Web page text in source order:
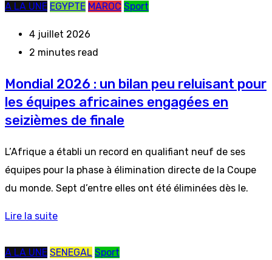
A LA UNE EGYPTE MAROC Sport
4 juillet 2026
2 minutes read
Mondial 2026 : un bilan peu reluisant pour
les équipes africaines engagées en
seizièmes de finale
L’Afrique a établi un record en qualifiant neuf de ses
équipes pour la phase à élimination directe de la Coupe
du monde. Sept d’entre elles ont été éliminées dès le.
Lire la suite
A LA UNE SENEGAL Sport